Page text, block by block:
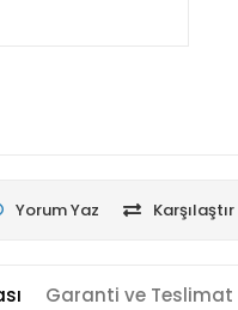
Yorum Yaz Karşılaştır
Garanti ve Teslimat